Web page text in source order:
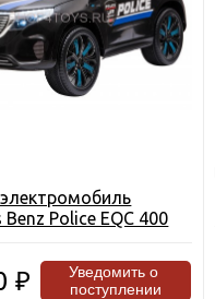
Benz Police EQC 400
₽
Уведомить о
поступлении